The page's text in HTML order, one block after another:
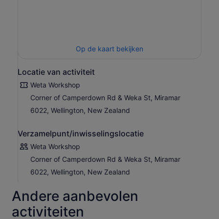
Op de kaart bekijken
Locatie van activiteit
Weta Workshop
Corner of Camperdown Rd & Weka St, Miramar
6022, Wellington, New Zealand
Verzamelpunt/inwisselingslocatie
Weta Workshop
Corner of Camperdown Rd & Weka St, Miramar
6022, Wellington, New Zealand
Andere aanbevolen
activiteiten